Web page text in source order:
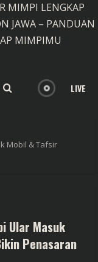
MIMPI LENGKAP
JAWA – PANDUAN
MIMPIMU
LIVE
Mobil & Tafsir
Ular Masuk
Penasaran